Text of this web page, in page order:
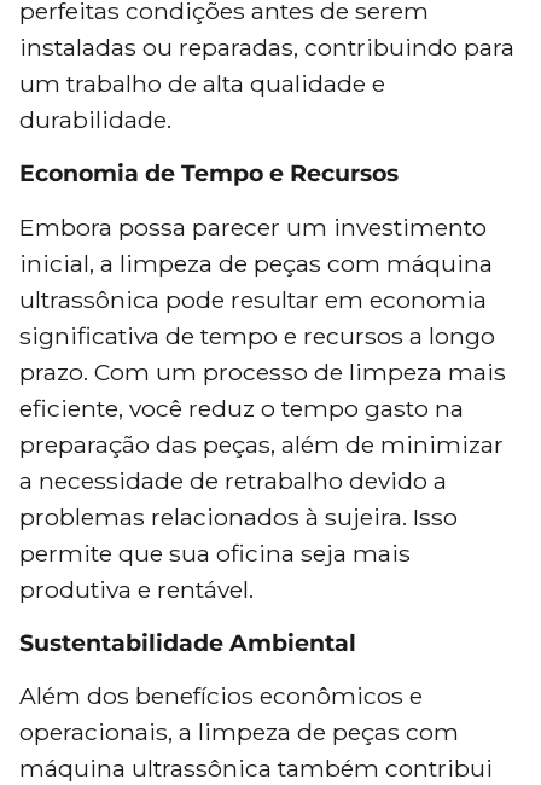
perfeitas condições antes de serem
instaladas ou reparadas, contribuindo para
um trabalho de alta qualidade e
durabilidade.
Economia de Tempo e Recursos
Embora possa parecer um investimento
inicial, a limpeza de peças com máquina
ultrassônica pode resultar em economia
significativa de tempo e recursos a longo
prazo. Com um processo de limpeza mais
eficiente, você reduz o tempo gasto na
preparação das peças, além de minimizar
a necessidade de retrabalho devido a
problemas relacionados à sujeira. Isso
permite que sua oficina seja mais
produtiva e rentável.
Sustentabilidade Ambiental
Além dos benefícios econômicos e
operacionais, a limpeza de peças com
máquina ultrassônica também contribui